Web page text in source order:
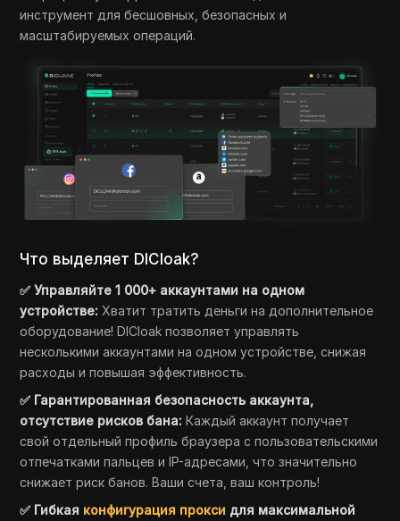
инструмент для бесшовных, безопасных и
масштабируемых операций.
Что выделяет DICloak?
✅ Управляйте 1 000+ аккаунтами на одном
устройстве: Хватит тратить деньги на дополнительное
оборудование! DICloak позволяет управлять
несколькими аккаунтами на одном устройстве, снижая
расходы и повышая эффективность.
✅ Гарантированная безопасность аккаунта,
отсутствие рисков бана: Каждый аккаунт получает
свой отдельный профиль браузера с пользовательскими
отпечатками пальцев и IP-адресами, что значительно
снижает риск банов. Ваши счета, ваш контроль!
✅ Гибкая конфигурация прокси для максимальной